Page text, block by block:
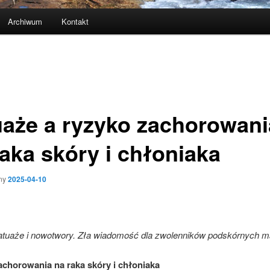
Archiwum Kontakt
a ryzyko
skóry i chłoniaka
2025-04-10
i nowotwory. Zła wiadomość dla zwolenników podskórnych
na raka skóry i chłoniaka